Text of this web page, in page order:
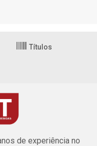
Títulos
de experiência no